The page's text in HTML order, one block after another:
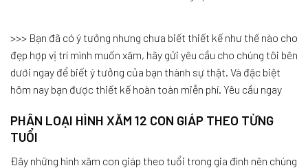
>>> Bạn đã có ý tưởng nhưng chưa biết thiết kế như thế nào cho
đẹp hợp vị trí mình muốn xăm, hãy gửi yêu cầu cho chúng tôi bên
dưới ngay để biết ý tưởng của bạn thành sự thật. Và đặc biệt
hôm nay bạn được thiết kế hoàn toàn miễn phí. Yêu cầu ngay
PHÂN LOẠI HÌNH XĂM 12 CON GIÁP THEO TỪNG
TUỔI
Đây những hình xăm con giáp theo tuổi trong gia đình nên chúng